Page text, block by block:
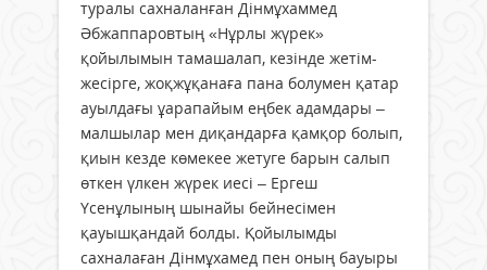
туралы сахналанған Дінмұхаммед
Әбжаппаровтың «Нұрлы жүрек»
қойылымын тамашалап, кезінде жетім-
жесірге, жоқжұқанаға пана болумен қатар
ауылдағы ұарапайым еңбек адамдары –
малшылар мен диқандарға қамқор болып,
қиын кезде көмекее жетуге барын салып
өткен үлкен жүрек иесі – Ергеш
Үсенұлының шынайы бейнесімен
қауышқандай болды. Қойылымды
сахналаған Дінмұхамед пен оның бауыры